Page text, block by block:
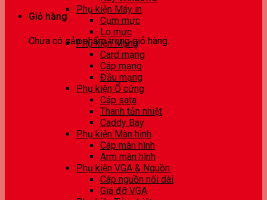
Giỏ hàng
Chưa có sản phẩm trong giỏ hàng.
Phụ kiện Máy in
Cụm mực
Lọ mực
Phụ kiện Mạng
Card mạng
Cáp mạng
Đầu mạng
Phụ kiện Ổ cứng
Cáp sata
Thanh tản nhiệt
Caddy Bay
Phụ kiện Màn hình
Cáp màn hình
Arm màn hình
Phụ kiện VGA & Nguồn
Cáp nguồn nối dài
Giá đỡ VGA